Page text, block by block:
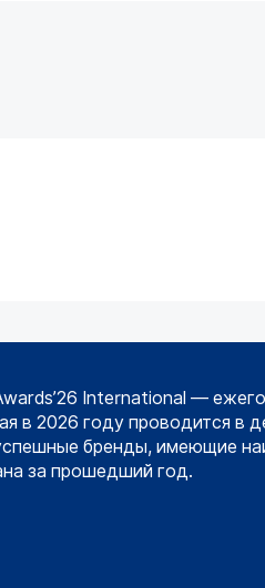
International —
в 2026 году проводится в
бренды, имеющие
за прошедший год.